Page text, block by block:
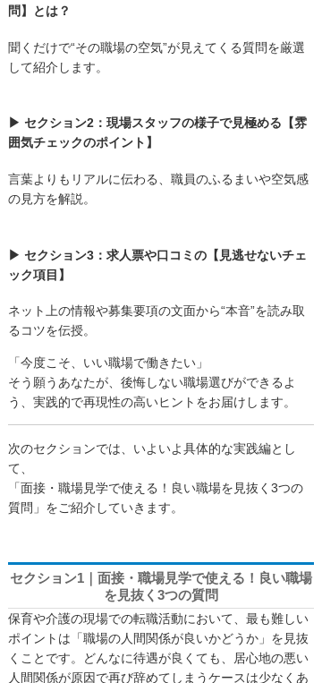
問】とは？
聞くだけで“その職場の空気”が見えてくる質問を厳選
して紹介します。
▶ セクション2：現場スタッフの様子で見極める【雰
囲気チェックのポイント】
言葉よりもリアルに伝わる、職員のふるまいや空気感
の見方を解説。
▶ セクション3：求人票や口コミの【見逃せないチェ
ック項目】
ネット上の情報や募集要項の文面から“本音”を読み取
るコツを伝授。
「今度こそ、いい職場で働きたい」
そう願うあなたが、後悔しない職場選びができるよ
う、実践的で再現性の高いヒントをお届けします。
次のセクションでは、いよいよ具体的な実践編とし
て、
「面接・職場見学で使える！良い職場を見抜く3つの
質問」をご紹介していきます。
セクション1｜面接・職場見学で使える！良い職場
を見抜く3つの質問
保育や介護の現場での転職活動において、最も難しい
ポイントは「職場の人間関係が良いかどうか」を見抜
くことです。どんなに待遇が良くても、居心地の悪い
人間関係が原因で再び辞めてしまうケースは少なくあ